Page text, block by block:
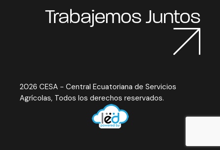
2026 CESA - Central Ecuatoriana de Servicios
Agrícolas, Todos los derechos reservados.
Trabajemos Juntos